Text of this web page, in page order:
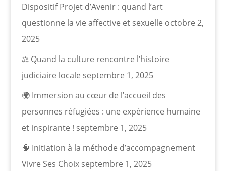
Dispositif Projet d’Avenir : quand l’art
questionne la vie affective et sexuelle octobre 2,
2025
⚖️ Quand la culture rencontre l’histoire
judiciaire locale septembre 1, 2025
🌍 Immersion au cœur de l’accueil des
personnes réfugiées : une expérience humaine
et inspirante ! septembre 1, 2025
🧠 Initiation à la méthode d’accompagnement
Vivre Ses Choix septembre 1, 2025